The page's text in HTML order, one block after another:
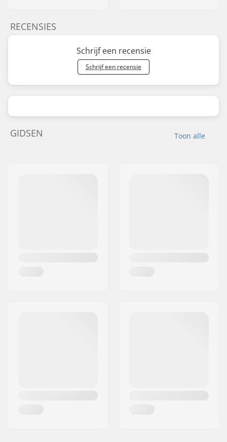
RECENSIES
Schrijf een recensie
Schrijf een recensie
Toon alle
GIDSEN